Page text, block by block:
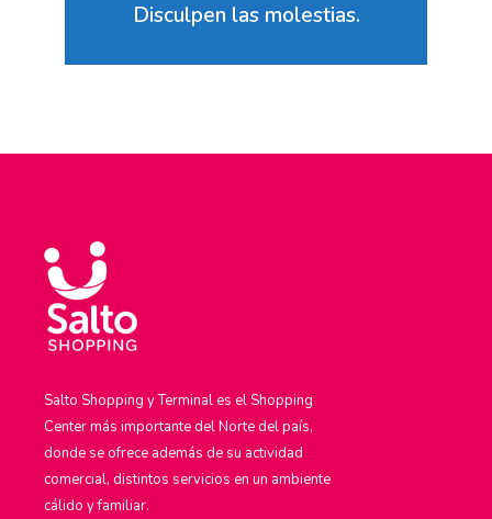
Disculpen las molestias.
Salto Shopping y Terminal es el Shopping
Center más importante del Norte del país,
donde se ofrece además de su actividad
comercial, distintos servicios en un ambiente
cálido y familiar.